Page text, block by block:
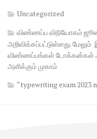
Uncategorized
விண்ணப்ப விநியோகம்
அறிவிக்கப்பட்டுள்ளது.
விண்ணப்பங்கள் டோக்கன்கள்
அளிக்கும் முகாம்
“typewriting exam 2023